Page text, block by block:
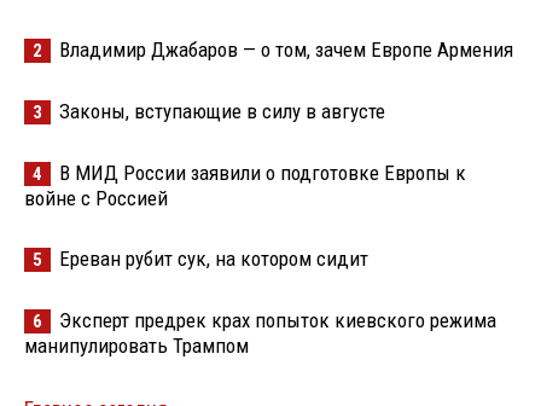
2 Владимир Джабаров — о том, зачем Европе Армения
3 Законы, вступающие в силу в августе
4
В МИД России заявили о подготовке Европы к
войне с Россией
5 Ереван рубит сук, на котором сидит
6
Эксперт предрек крах попыток киевского режима
манипулировать Трампом